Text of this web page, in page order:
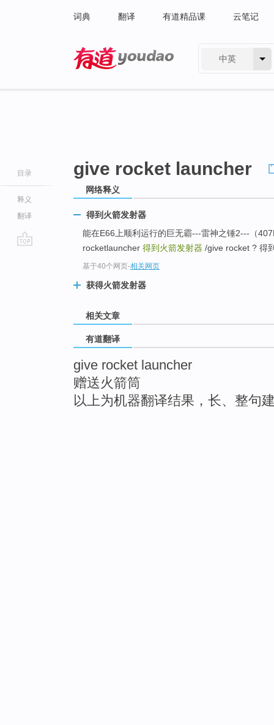
词典 翻译 有道精品课 云笔记
中英
目录
释义
翻译
give rocket launcher
网络释义
得到火箭发射器
能在E66上顺利运行的巨无霸---雷神之锤2---（
rocketlauncher 得到火箭发射器 /give rocket ? 得
基于40个网页-相关网页
获得火箭发射器
相关文章
有道翻译
give rocket launcher
赠送火箭筒
以上为机器翻译结果，长、整句